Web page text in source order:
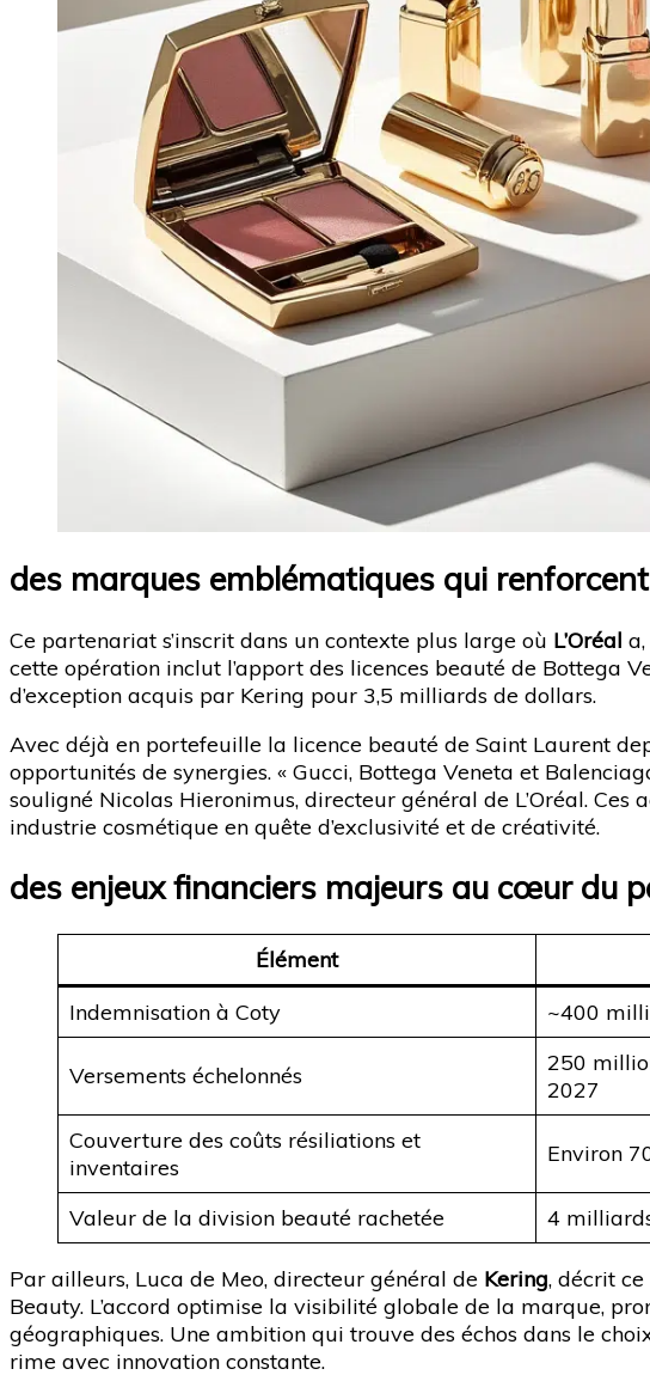
des marques emblématiques qui
Ce partenariat s’inscrit dans un contexte plus large où L’Oréal
cette opération inclut l’apport des licences beauté de Bottega
d’exception acquis par Kering pour 3,5 milliards de dollars.
Avec déjà en portefeuille la licence beauté de Saint Laurent
opportunités de synergies. « Gucci, Bottega Veneta et
souligné Nicolas Hieronimus, directeur général de L’Oréal.
industrie cosmétique en quête d’exclusivité et de créativité.
des enjeux financiers majeurs au cœur du
Élément
Indemnisation à Coty
~400
Versements échelonnés
250
2027
Couverture des coûts résiliations et
inventaires
Environ
Valeur de la division beauté rachetée 4
Par ailleurs, Luca de Meo, directeur général de Kering, décrit
Beauty. L’accord optimise la visibilité globale de la marque,
géographiques. Une ambition qui trouve des échos dans le
rime avec innovation constante.